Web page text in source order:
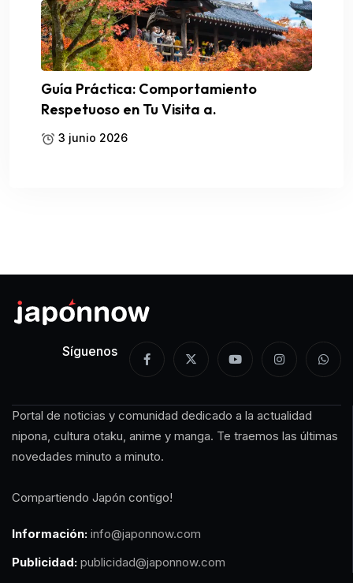
Guía Práctica: Comportamiento
Respetuoso en Tu Visita a.
3 junio 2026
Síguenos
Portal de noticias y comunidad dedicado a la actualidad
nipona, cultura otaku, anime y manga. Te traemos las últimas
novedades minuto a minuto.
Compartiendo Japón contigo!
Información: info@japonnow.com
Publicidad: publicidad@japonnow.com